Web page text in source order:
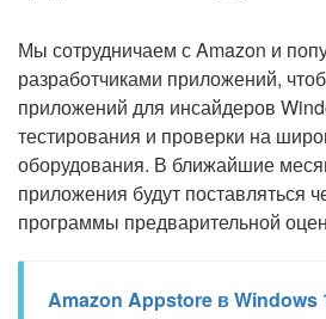
Мы сотрудничаем с Amazon и
разработчиками приложений,
приложений для инсайдеров
тестирования и проверки на
оборудования. В ближайшие
приложения будут поставляться
программы предварительной
Amazon Appstore в Windows